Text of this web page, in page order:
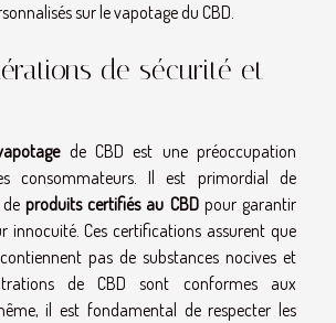
sur le vapotage du CBD.
de sécurité et
de CBD est une préoccupation
consommateurs. Il est primordial de
produits certifiés au CBDpour garantir
innocuité. Ces certifications assurent que
pas de substances nocives et
de CBD sont conformes aux
il est fondamental de respecter les